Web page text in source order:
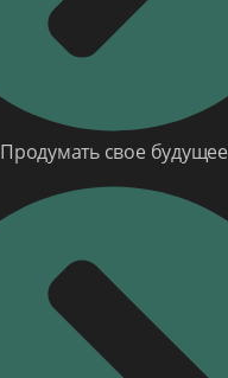
Продумать свое будущее